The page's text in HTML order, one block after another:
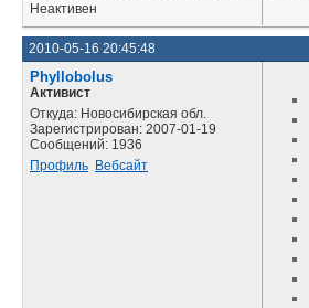
Неактивен
2010-05-16 20:45:48
Phyllobolus
Активист
Откуда: Новосибирская обл.
Зарегистрирован: 2007-01-19
Сообщений: 1936
Профиль Вебсайт